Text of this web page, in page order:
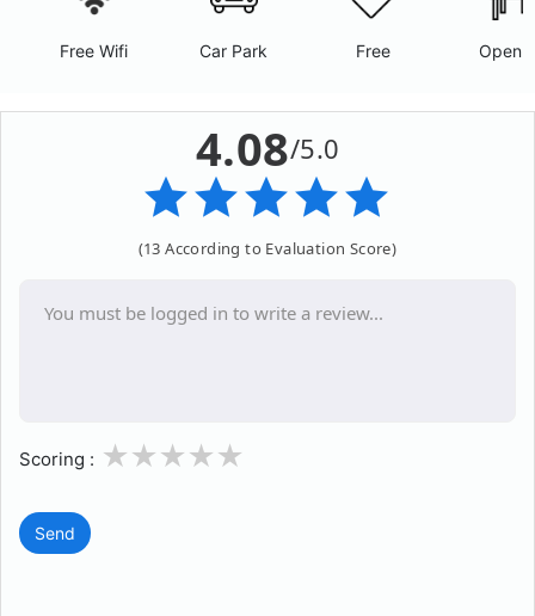
Free Wifi Car Park Free Open
4.08/5.0
(13 According to Evaluation Score)
Scoring : 3
2
1
Send